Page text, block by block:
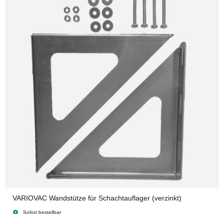
VARIOVAC Wandstütze für Schachtauflager (verzinkt)
Sofort bestellbar